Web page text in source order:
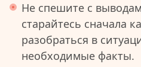
Не спешите с
старайтесь сначала
разобраться в
необходимые факты.